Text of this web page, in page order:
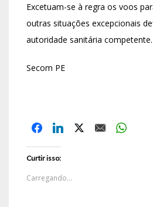
Excetuam-se à regra os voos
outras situações excepcionais
autoridade sanitária competente.
Secom PE
Curtir isso:
Carregando...